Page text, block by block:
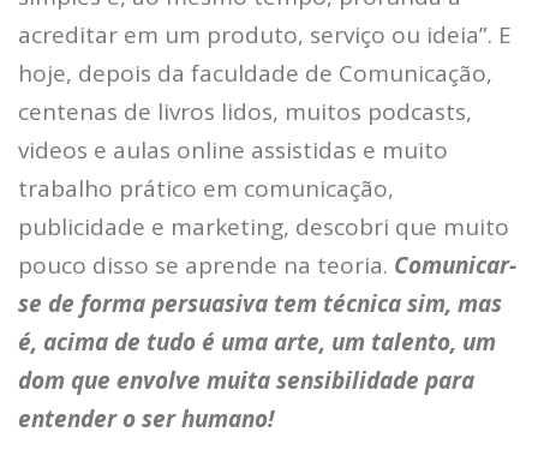
acreditar em um produto, serviço ou ideia”. E
hoje, depois da faculdade de Comunicação,
centenas de livros lidos, muitos podcasts,
videos e aulas online assistidas e muito
trabalho prático em comunicação,
publicidade e marketing, descobri que muito
pouco disso se aprende na teoria. Comunicar-
se de forma persuasiva tem técnica sim, mas
é, acima de tudo é uma arte, um talento, um
dom que envolve muita sensibilidade para
entender o ser humano!